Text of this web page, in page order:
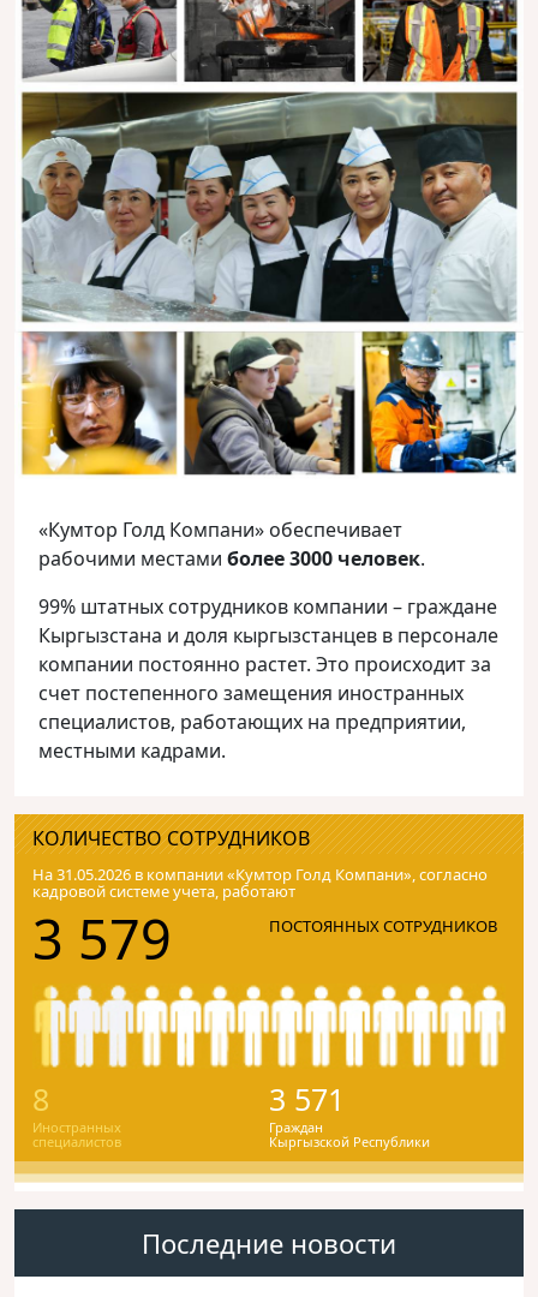
«Кумтор Голд Компани» обеспечивает
рабочими местами более 3000 человек.
99% штатных сотрудников компании – граждане
Кыргызстана и доля кыргызстанцев в персонале
компании постоянно растет. Это происходит за
счет постепенного замещения иностранных
специалистов, работающих на предприятии,
местными кадрами.
КОЛИЧЕСТВО СОТРУДНИКОВ
На 31.05.2026 в компании «Кумтор Голд Компани», согласно
кадровой системе учета, работают
3 579 ПОСТОЯННЫХ СОТРУДНИКОВ
8
Иностранных
специалистов
3 571
Граждан
Кыргызской Республики
Последние новости